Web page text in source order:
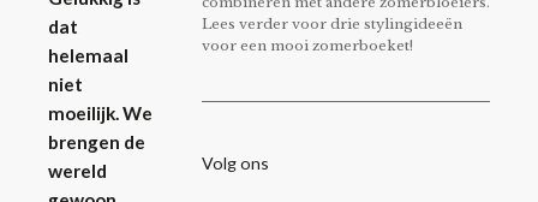
dat
helemaal
niet
moeilijk. We
brengen de
wereld
Lees verder voor drie stylingideeën
voor een mooi zomerboeket!
Volg ons